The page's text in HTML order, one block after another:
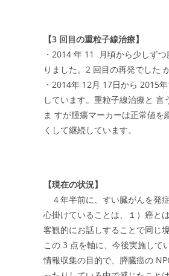
【3 回目の重粒子線治療】
・2014 年 11 月頃から少しず
りました。2 回目の再発でした
・2014年 12月 17日から 2015
しています。重粒子線治療と
ま すが腫瘍マーカーは正常値
くして継続しています。
【現在の状況】
４年半前に、すい臓がんを発
心掛けていることは、１）癌と
客観的にお話しすることで同じ
この 3 点を軸に、今後実施して
情報収集の目的で、膵臓癌の